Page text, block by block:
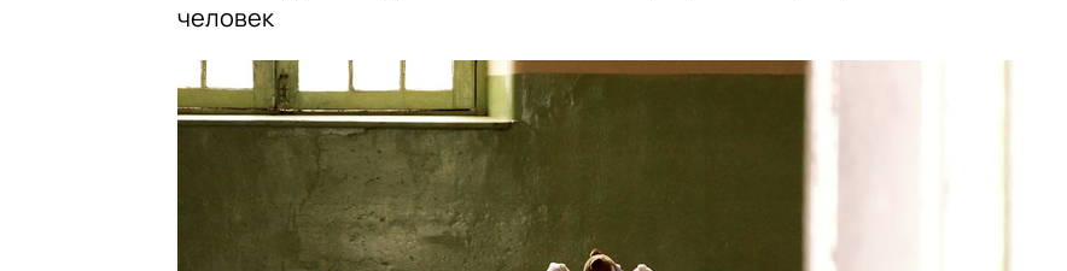
человек